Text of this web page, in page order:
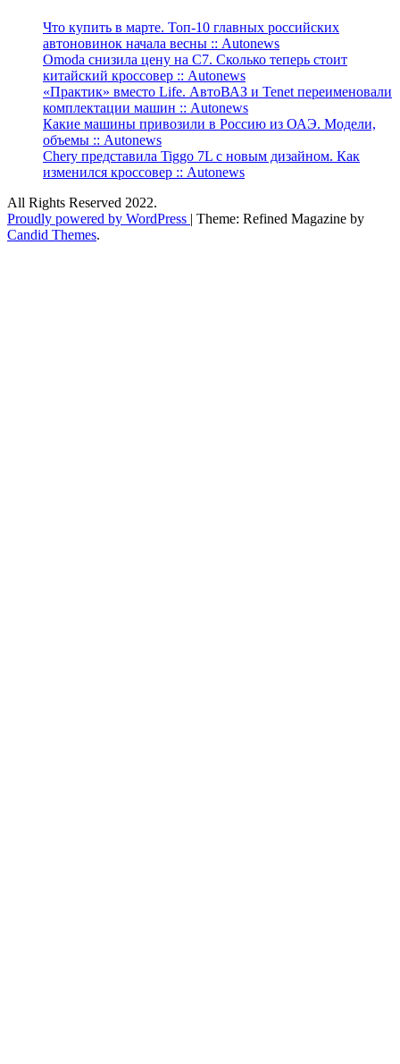
Что купить в марте. Топ-10 главных российских
автоновинок начала весны :: Autonews
Omoda снизила цену на C7. Сколько теперь стоит
китайский кроссовер :: Autonews
«Практик» вместо Life. АвтоВАЗ и Tenet переименовали
комплектации машин :: Autonews
Какие машины привозили в Россию из ОАЭ. Модели,
объемы :: Autonews
Chery представила Tiggo 7L с новым дизайном. Как
изменился кроссовер :: Autonews
All Rights Reserved 2022.
Proudly powered by WordPress | Theme: Refined Magazine by
Candid Themes.